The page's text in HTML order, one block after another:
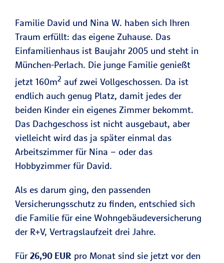
Familie David und Nina W. haben sich Ihren
Traum erfüllt: das eigene Zuhause. Das
Einfamilienhaus ist Baujahr 2005 und steht in
München-Perlach. Die junge Familie genießt
jetzt 160m2 auf zwei Vollgeschossen. Da ist
endlich auch genug Platz, damit jedes der
beiden Kinder ein eigenes Zimmer bekommt.
Das Dachgeschoss ist nicht ausgebaut, aber
vielleicht wird das ja später einmal das
Arbeitszimmer für Nina – oder das
Hobbyzimmer für David.
Als es darum ging, den passenden
Versicherungsschutz zu finden, entschied sich
die Familie für eine Wohngebäudeversicherung
der R+V, Vertragslaufzeit drei Jahre.
Für 26,90 EUR pro Monat sind sie jetzt vor den